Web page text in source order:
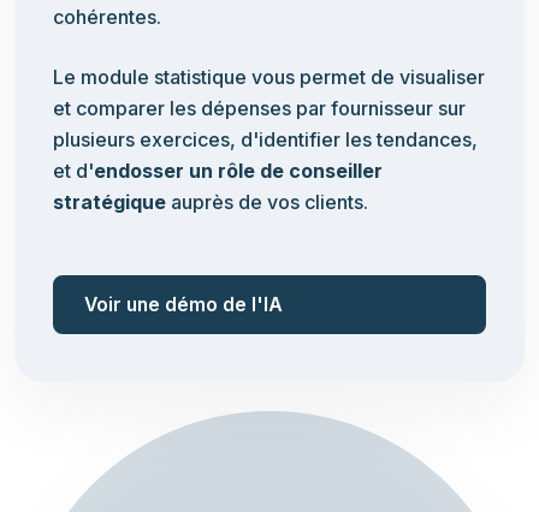
cohérentes.
Le module statistique vous permet de visualiser
et comparer les dépenses par fournisseur sur
plusieurs exercices, d'identifier les tendances,
et d'endosser un rôle de conseiller
stratégique auprès de vos clients.
Voir une démo de l'IA